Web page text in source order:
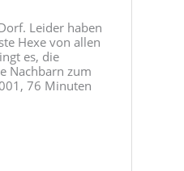
Leider haben
Hexe von allen
es, die
Nachbarn zum
76 Minuten